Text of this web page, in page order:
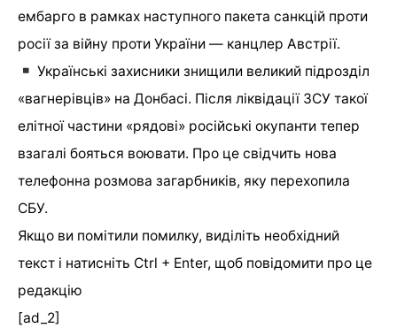
ембарго в рамках наступного пакета санкцій проти
росії за війну проти України — канцлер Австрії.
Українські захисники знищили великий підрозділ
«вагнерівців» на Донбасі. Після ліквідації ЗСУ такої
елітної частини «рядові» російські окупанти тепер
взагалі бояться воювати. Про це свідчить нова
телефонна розмова загарбників, яку перехопила
СБУ.
Якщо ви помітили помилку, виділіть необхідний
текст і натисніть Ctrl + Enter, щоб повідомити про це
редакцію
[ad_2]